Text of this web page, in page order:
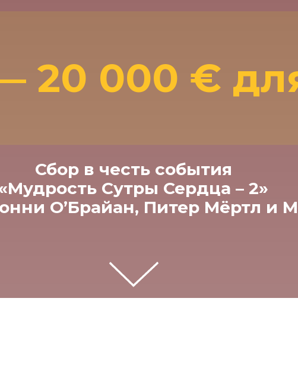
Сбор в честь события
Сутры Сердца – 2»
О’Брайан, Питер Мёртл и
20 000 €